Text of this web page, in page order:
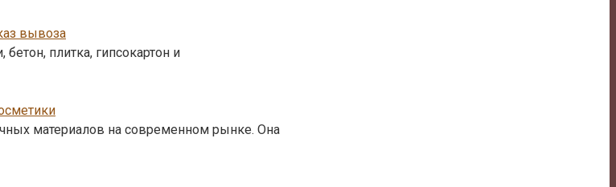
вывоза
плитка, гипсокартон и
материалов на современном рынке. Она